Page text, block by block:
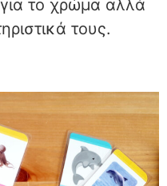
το χρώμα αλλά
τους.